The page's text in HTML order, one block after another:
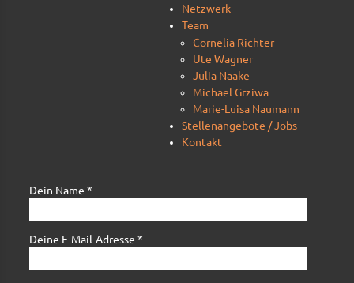
Netzwerk
Team
Cornelia Richter
Ute Wagner
Julia Naake
Michael Grziwa
Marie-Luisa Naumann
Stellenangebote / Jobs
Kontakt
Dein Name *
Deine E-Mail-Adresse *